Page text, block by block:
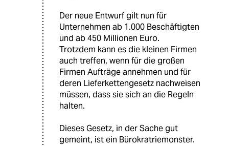
Der neue Entwurf gilt nun für
Unternehmen ab 1.000 Beschäftigten
und ab 450 Millionen Euro.
Trotzdem kann es die kleinen Firmen
auch treffen, wenn für die großen
Firmen Aufträge annehmen und für
deren Lieferkettengesetz nachweisen
müssen, dass sie sich an die Regeln
halten.
Dieses Gesetz, in der Sache gut
gemeint, ist ein Bürokratriemonster.